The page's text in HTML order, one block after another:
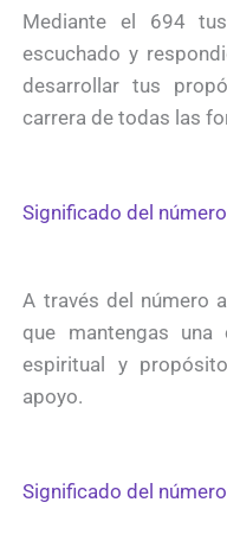
Mediante el 694
escuchado y
desarrollar tus
carrera de todas las
Significado del
A través del número
que mantengas
espiritual y
apoyo.
Significado del